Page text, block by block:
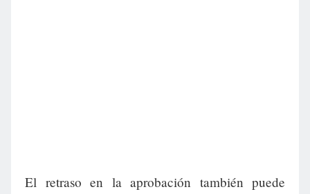
El retraso en la aprobación también puede